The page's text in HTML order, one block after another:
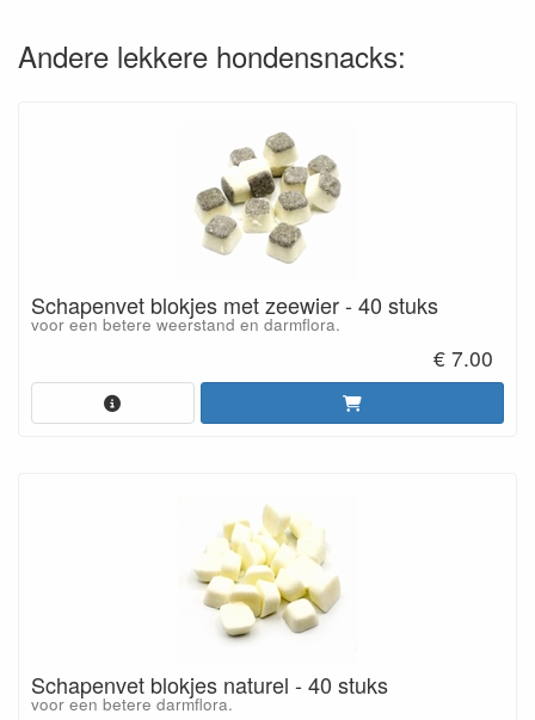
Andere lekkere hondensnacks:
Schapenvet blokjes met zeewier - 40 stuks
voor een betere weerstand en darmflora.
€ 7.00
Schapenvet blokjes naturel - 40 stuks
voor een betere darmflora.